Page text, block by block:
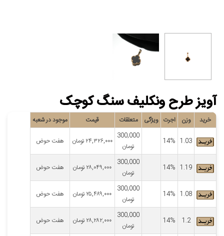
آویز طرح ونکلیف سنگ کوچک
خرید وزن اجرت ویژگی متعلقات قیمت موجود در شعبه
1.03
14%
300,000
تومان
۲۴,۳۲۶,۰۰۰ تومان هفت حوض
1.19
14%
300,000
تومان
۲۸,۰۴۹,۰۰۰ تومان هفت حوض
1.08
14%
300,000
تومان
۲۵,۴۸۹,۰۰۰ تومان هفت حوض
1.2
14%
300,000
تومان
۲۸,۲۸۲,۰۰۰ تومان هفت حوض